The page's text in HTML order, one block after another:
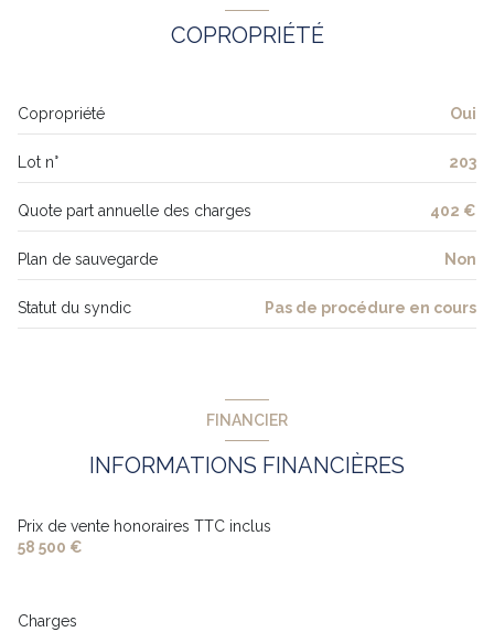
COPROPRIÉTÉ
Copropriété Oui
Lot n° 203
Quote part annuelle des charges 402 €
Plan de sauvegarde Non
Statut du syndic Pas de procédure en cours
FINANCIER
INFORMATIONS FINANCIÈRES
Prix de vente honoraires TTC inclus
58 500 €
Charges